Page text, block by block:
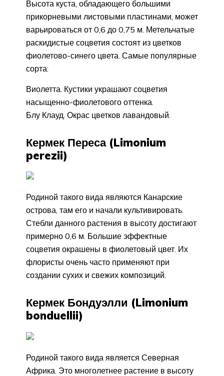
Высота куста, обладающего большими
прикорневыми листовыми пластинами, может
варьироваться от 0,6 до 0,75 м. Метельчатые
раскидистые соцветия состоят из цветков
фиолетово-синего цвета. Самые популярные
сорта:
Виолетта. Кустики украшают соцветия
насыщенно-фиолетового оттенка.
Блу Клауд. Окрас цветков лавандовый.
Кермек Переса (Limonium
perezii)
Родиной такого вида являются Канарские
острова, там его и начали культивировать.
Стебли данного растения в высоту достигают
примерно 0,6 м. Большие эффектные
соцветия окрашены в фиолетовый цвет. Их
флористы очень часто применяют при
создании сухих и свежих композиций.
Кермек Бондуэлли (Limonium
bonduellii)
Родиной такого вида является Северная
Африка. Это многолетнее растение в высоту